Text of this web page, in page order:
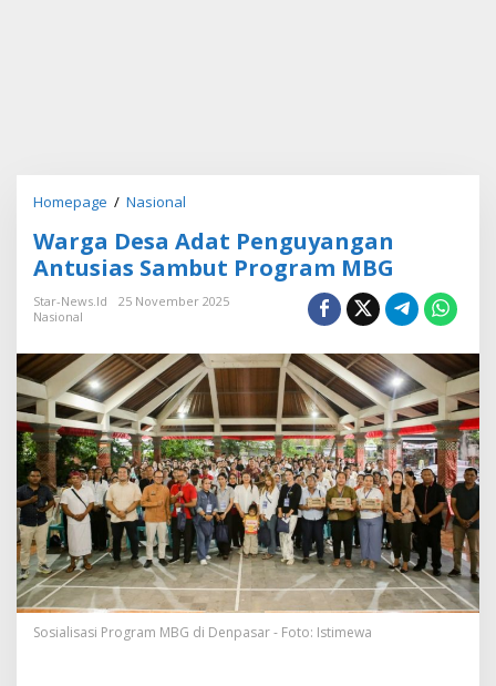
Homepage / Nasional
r
g
a
D
a
A
d
a
t
P
e
n
g
u
y
a
n
a
Warga Desa Adat Penguyangan
Antusias Sambut Program MBG
Star-News.id
25 November 2025
Nasional
Sosialisasi Program MBG di Denpasar - Foto: Istimewa